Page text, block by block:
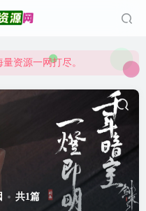
资源一网打尽。
资源一网打尽。
共1篇